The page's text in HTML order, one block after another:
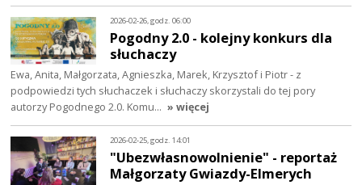
2026-02-26, godz. 06:00
Pogodny 2.0 - kolejny konkurs dla
słuchaczy
Ewa, Anita, Małgorzata, Agnieszka, Marek, Krzysztof i Piotr - z
podpowiedzi tych słuchaczek i słuchaczy skorzystali do tej pory
autorzy Pogodnego 2.0. Komu… » więcej
2026-02-25, godz. 14:01
"Ubezwłasnowolnienie" - reportaż
Małgorzaty Gwiazdy-Elmerych